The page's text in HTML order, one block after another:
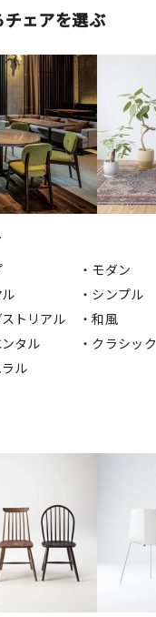
チェアを選ぶ
ストリアル
ンタル
ラル
・モダン
・シンプル
・和風
・クラシック